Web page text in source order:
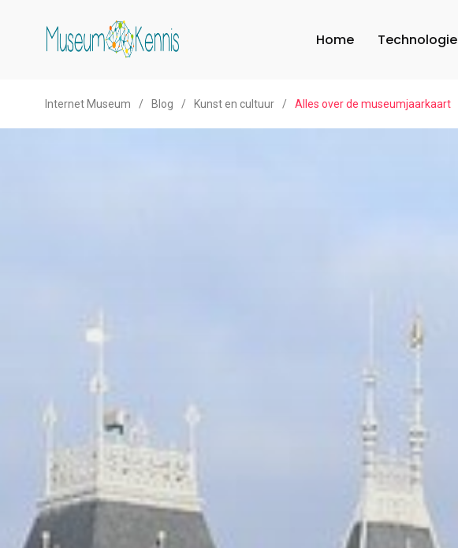
Home Technologie
Internet Museum / Blog / Kunst en cultuur / Alles over de museumjaarkaart